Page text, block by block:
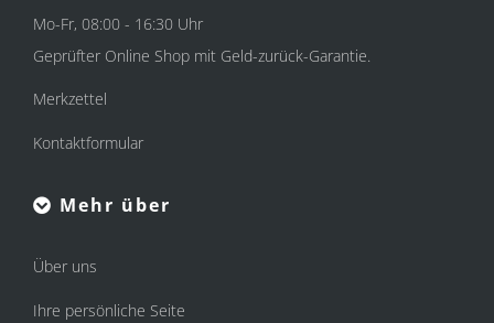
Mo-Fr, 08:00 - 16:30 Uhr
Geprüfter Online Shop mit Geld-zurück-Garantie.
Merkzettel
Kontaktformular
Mehr über
Über uns
Ihre persönliche Seite